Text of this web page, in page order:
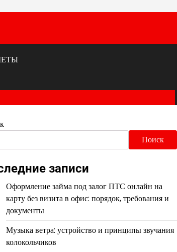
Поиск
записи
Оформление займа под залог ПТС онлайн на
карту без визита в офис: порядок, требования и
документы
Музыка ветра: устройство и принципы звучания
колокольчиков